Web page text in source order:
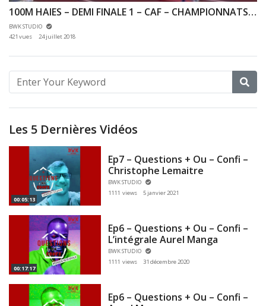
100M HAIES – DEMI FINALE 1 – CAF – CHAMPIONNATS DE FRANCE JEUNES CA JU – 21/07/2018 – BONDOUFLE
BWK STUDIO
421 vues
24 juillet 2018
Les 5 Dernières Vidéos
00:05:13
Ep7 – Questions + Ou – Confi –
Christophe Lemaitre
BWK STUDIO
1111 views
5 janvier 2021
00:17:17
Ep6 – Questions + Ou – Confi –
L’intégrale Aurel Manga
BWK STUDIO
1111 views
31 décembre 2020
Ep6 – Questions + Ou – Confi –